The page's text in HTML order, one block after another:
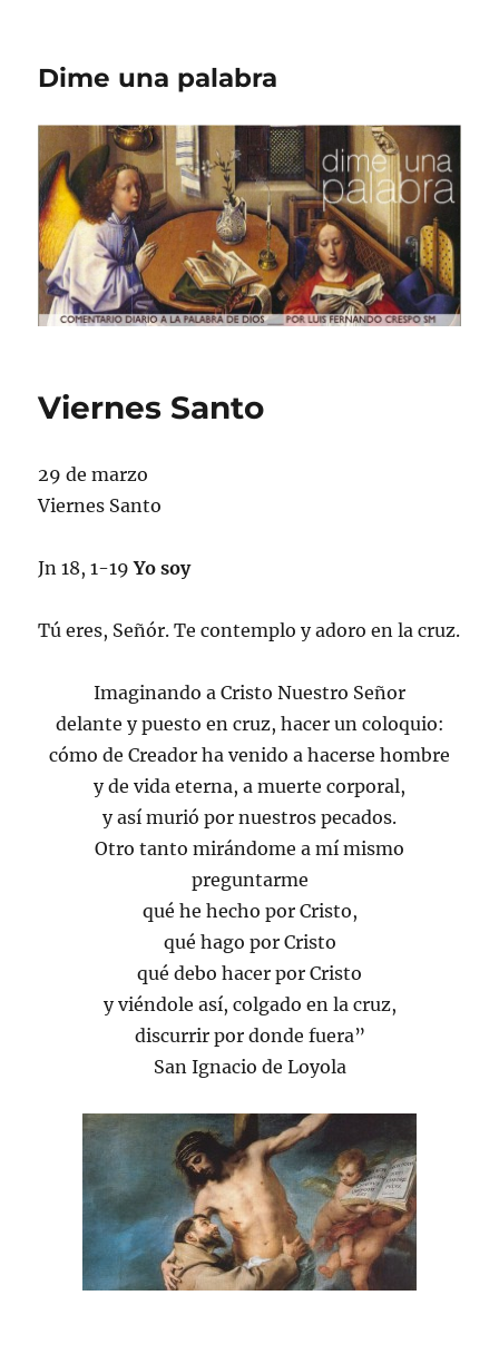
Dime una palabra
Viernes Santo
29 de marzo
Viernes Santo
Jn 18, 1-19Yo soy
Tú eres, Señór. Te contemplo y adoro en la cruz.
Imaginando a Cristo Nuestro Señor
delante y puesto en cruz, hacer un coloquio:
cómo de Creador ha venido a hacerse hombre
y de vida eterna, a muerte corporal,
y así murió por nuestros pecados.
Otro tanto mirándome a mí mismo
preguntarme
qué he hecho por Cristo,
qué hago por Cristo
qué debo hacer por Cristo
y viéndole así, colgado en la cruz,
discurrir por donde fuera”
San Ignacio de Loyola